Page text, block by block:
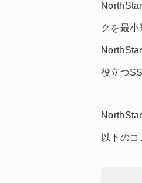
クを最
役立つ
以下のコ